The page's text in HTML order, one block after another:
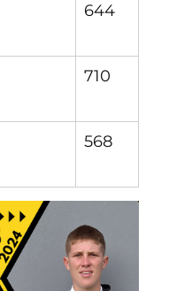
644
710
568